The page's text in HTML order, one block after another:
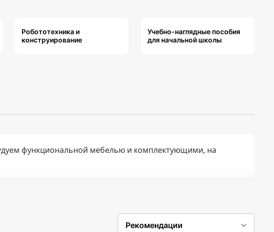
Робототехника и
конструирование
Учебно-наглядные пособия
для начальной школы
функциональной мебелью и комплектующими, на
Рекомендации